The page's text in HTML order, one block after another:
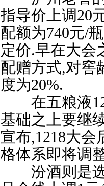
指导价上调20
配额为740元/
定价.早在大会
配赠方式,对窖
度为20%.
在五粮液
基础之上要继
宣布,1218大会
格体系即将调
汾酒则是选